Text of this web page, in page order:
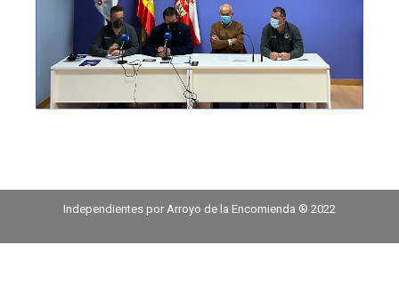
Independientes por Arroyo de la Encomienda ® 2022